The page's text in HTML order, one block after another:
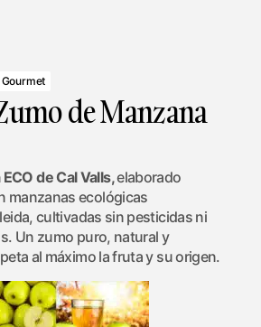
de Manzana
de Cal Valls,elaborado
manzanas ecológicas
cultivadas sin pesticidas ni
Un zumo puro, natural y
al máximo la fruta y su origen.